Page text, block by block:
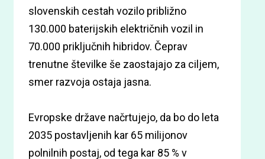
slovenskih cestah vozilo približno
130.000 baterijskih električnih vozil in
70.000 priključnih hibridov. Čeprav
trenutne številke še zaostajajo za ciljem,
smer razvoja ostaja jasna.
Evropske države načrtujejo, da bo do leta
2035 postavljenih kar 65 milijonov
polnilnih postaj, od tega kar 85 % v